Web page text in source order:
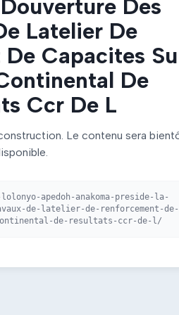
Des
Latelier De
Capacites
De
Ccr De L
Le contenu sera
apedoh-anakoma-preside-la-
de-latelier-de-renforcement-de-
de-resultats-ccr-de-l/